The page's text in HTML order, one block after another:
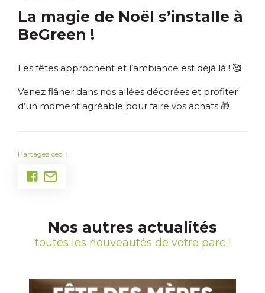
La magie de Noël s’installe à
BeGreen !
Les fêtes approchent et l’ambiance est déjà là ! 🥰
Venez flâner dans nos allées décorées et profiter
d’un moment agréable pour faire vos achats 🎁
Partagez ceci :
Nos autres actualités
toutes les nouveautés de votre parc !